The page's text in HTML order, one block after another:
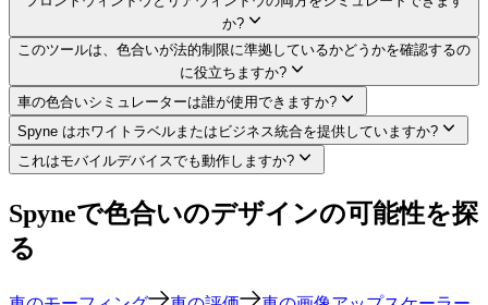
か?
このツールは、色合いが法的制限に準拠しているかどうかを確認するの
に役立ちますか?
車の色合いシミュレーターは誰が使用できますか?
Spyne はホワイトラベルまたはビジネス統合を提供していますか?
これはモバイルデバイスでも動作しますか?
Spyneで色合いのデザインの可能性を探
る